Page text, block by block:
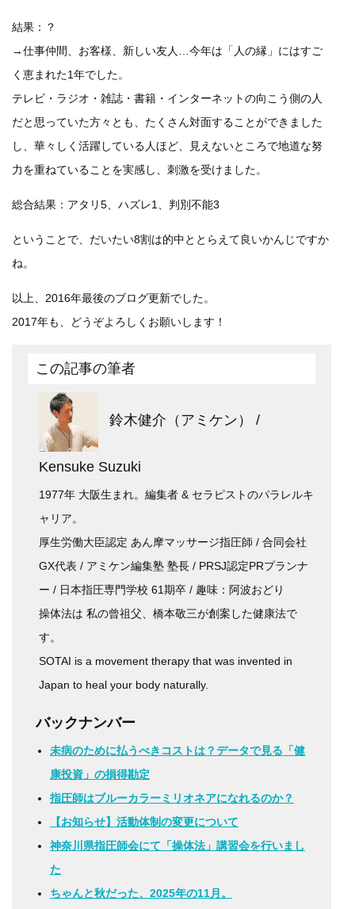
結果：？
→仕事仲間、お客様、新しい友人…今年は「人の縁」にはすご
く恵まれた1年でした。
テレビ・ラジオ・雑誌・書籍・インターネットの向こう側の人
だと思っていた方々とも、たくさん対面することができました
し、華々しく活躍している人ほど、見えないところで地道な努
力を重ねていることを実感し、刺激を受けました。
総合結果：アタリ5、ハズレ1、判別不能3
ということで、だいたい8割は的中ととらえて良いかんじですか
ね。
以上、2016年最後のブログ更新でした。
2017年も、どうぞよろしくお願いします！
この記事の筆者
鈴木健介（アミケン） /
Kensuke Suzuki
1977年 大阪生まれ。編集者 & セラピストのパラレルキ
ャリア。
厚生労働大臣認定 あん摩マッサージ指圧師 / 合同会社
GX代表 / アミケン編集塾 塾長 / PRSJ認定PRプランナ
ー / 日本指圧専門学校 61期卒 / 趣味：阿波おどり
操体法は 私の曾祖父、橋本敬三が創案した健康法で
す。
SOTAI is a movement therapy that was invented in
Japan to heal your body naturally.
バックナンバー
未病のために払うべきコストは？データで見る「健
康投資」の損得勘定
指圧師はブルーカラーミリオネアになれるのか？
【お知らせ】活動体制の変更について
神奈川県指圧師会にて「操体法」講習会を行いまし
た
ちゃんと秋だった、2025年の11月。